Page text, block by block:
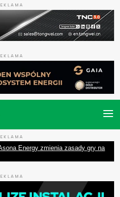
Energy zmienia zasady gry na